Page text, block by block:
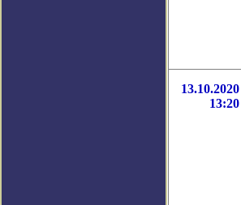
13.10.2020
13:20